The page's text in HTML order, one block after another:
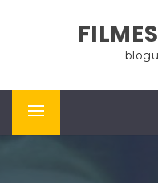
Primary